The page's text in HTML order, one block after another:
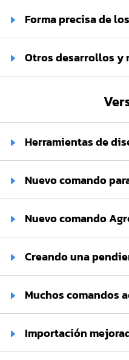
Forma precisa de
Otros desarrollos y
Herramientas de
Nuevo comando
Nuevo comando
Creando una
Muchos comandos
Importación